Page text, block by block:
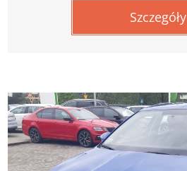
Szczegóły